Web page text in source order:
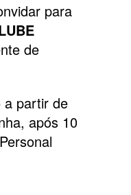
para
de
a partir de
após 10